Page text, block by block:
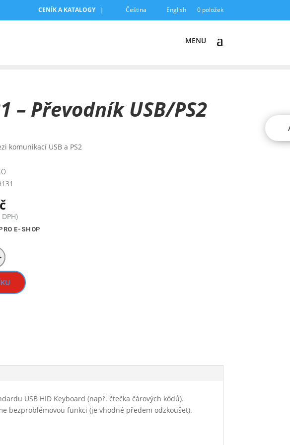
CENÍK A KATALOGY Čeština English 0 položek
– Převodník USB/PS2
komunikací USB a PS2
E-SHOP
USB HID Keyboard (např. čtečka čárových kódů).
bezproblémovou funkci (je vhodné předem odzkoušet).